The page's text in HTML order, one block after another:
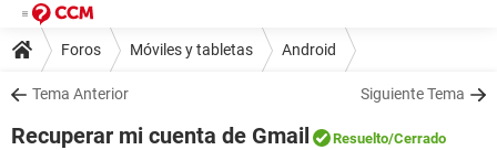
Foros Móviles y tabletas Android
Tema Anterior Siguiente Tema
Recuperar mi cuenta de Gmail Resuelto/Cerrado